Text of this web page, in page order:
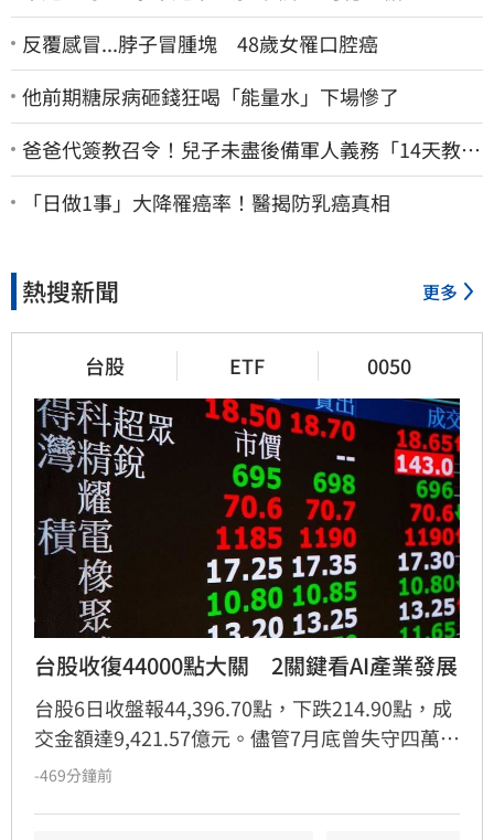
反覆感冒...脖子冒腫塊 48歲女罹口腔癌
他前期糖尿病砸錢狂喝「能量水」下場慘了
爸爸代簽教召令！兒子未盡後備軍人義務「14天教召
不去」換3個月刑期
「日做1事」大降罹癌率！醫揭防乳癌真相
熱搜新聞 更多
台股 ETF 0050
台股收復44000點大關　2關鍵看AI產業發展
台股6日收盤報44,396.70點，下跌214.90點，成
交金額達9,421.57億元。儘管7月底曾失守四萬
點，但在半導體、記憶體及CPO等族群買盤支撐
-469分鐘前